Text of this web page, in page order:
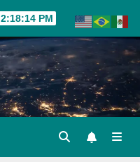
2:18:16 PM